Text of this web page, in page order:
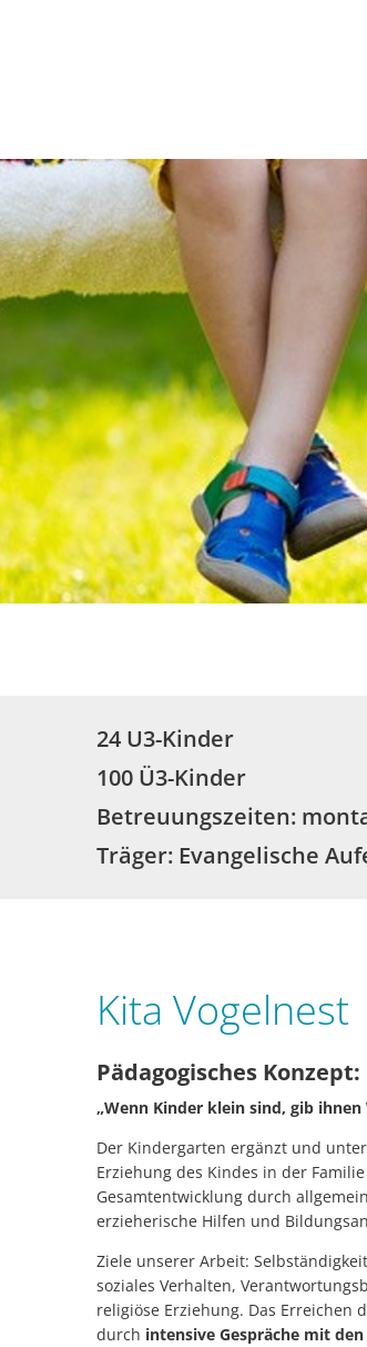
24 U3-Kinder
100 Ü3-Kinder
Betreuungszeiten:
Träger: Evangelische
Kita Vogelnest
Pädagogisches Konzept:
„Wenn Kinder klein sind, gib
Der Kindergarten ergänzt und
Erziehung des Kindes in der
Gesamtentwicklung durch
erzieherische Hilfen und
Ziele unserer Arbeit:
soziales Verhalten,
religiöse Erziehung. Das Erreichen
durch intensive Gespräche mit